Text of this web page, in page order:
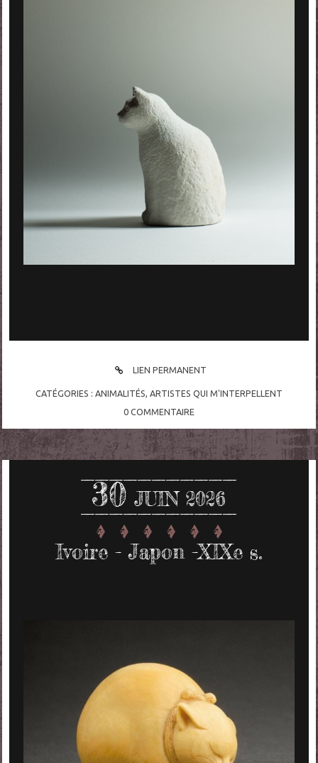
LIEN PERMANENT
CATÉGORIES : ANIMALITÉS, ARTISTES QUI M'INTERPELLENT
0 COMMENTAIRE
30 JUIN 2026
Ivoire - Japon -XIXe s.